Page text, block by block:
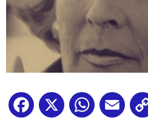
Facebook
X WhatsApp